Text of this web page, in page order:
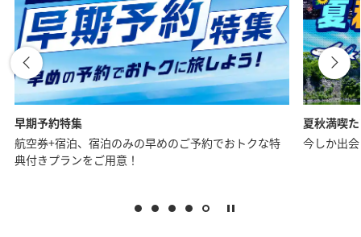
夏秋満喫たび特集
今しか出会えない、思い出に残る旅へ。
お一人様
夏の予約